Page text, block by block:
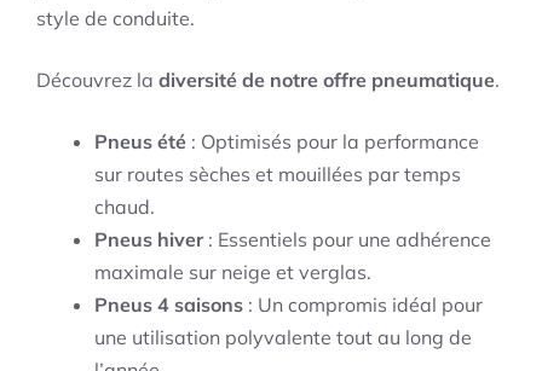
style de conduite.
Découvrez la diversité de notre offre pneumatique.
Pneus été : Optimisés pour la performance
sur routes sèches et mouillées par temps
chaud.
Pneus hiver: Essentiels pour une adhérence
maximale sur neige et verglas.
Pneus 4 saisons : Un compromis idéal pour
une utilisation polyvalente tout au long de